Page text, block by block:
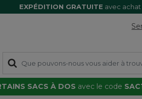
EXPÉDITION GRATUITE avec achat
SACS À DOS avec le code